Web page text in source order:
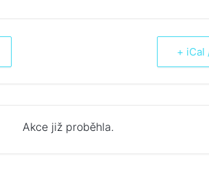
+ iCal
Akce již proběhla.